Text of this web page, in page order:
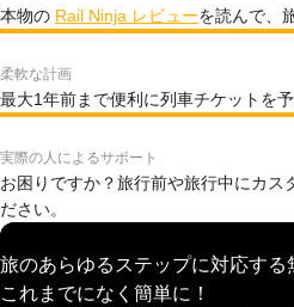
本物の Rail Ninja レビューを読んで、
柔軟な計画
最大1年前まで便利に列車チケットを予
実際の人によるサポート
お困りですか？旅行前や旅行中にカス
ださい。
旅のあらゆるステップに対応す
これまでになく簡単に！